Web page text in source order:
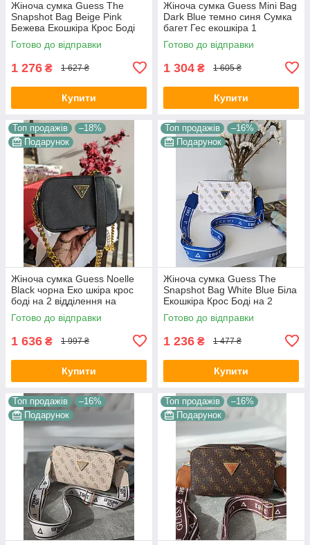
Жіноча сумка Guess The
Snapshot Bag Beige Pink
Бежева Екошкіра Крос Боді
на 2 відділення широкий
ремінь Гесс
Готово до відправки
1 276 ₴ 1 627 ₴
Купити
Жіноча сумка Guess Mini Bag
Dark Blue темно синя Сумка
багет Гес екошкіра 1
відділення на ремені та
ланцюжку
Готово до відправки
1 304 ₴ 1 605 ₴
Купити
Топ продажів
–18%
Подарунок
Жіноча сумка Guess Noelle
Black чорна Еко шкіра крос
боді на 2 відділення на
ланцюжку золота фурнітура
Гесс
Готово до відправки
1 636 ₴ 1 997 ₴
Купити
Топ продажів
–16%
Подарунок
Жіноча сумка Guess The
Snapshot Bag White Blue Біла
Екошкіра Крос Боді на 2
відділення широкий ремінь
Гесс
Готово до відправки
1 236 ₴ 1 477 ₴
Купити
Топ продажів
–16%
Подарунок
Топ продажів
–16%
Подарунок